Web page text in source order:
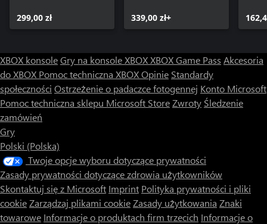
299,00 zł 339,00 zł+
XBOX konsoleGry na konsole XBOXXBOX Game Pass Akcesoria
do XBOX Pomoc techniczna XBOXOpinie Standardy
społeczności Ostrzeżenie o padaczce fotogennej Konto Microsoft
Pomoc techniczna sklepu Microsoft StoreZwroty Śledzenie
zamówień
Gry
Polski (Polska)
Twoje opcje wyboru dotyczące prywatności
Zasady prywatności dotyczące zdrowia użytkowników
Skontaktuj się z Microsoft Imprint Polityka prywatności i pliki
cookieZarządzaj plikami cookieZasady użytkowania Znaki
towarowe Informacje o produktach firm trzecich Informacje o